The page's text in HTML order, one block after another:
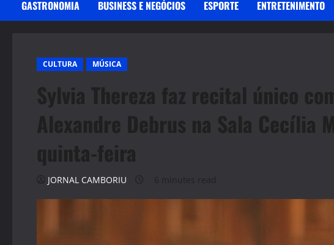
GASTRONOMIA BUSINESS E NEGÓCIOS ESPORTE ENTRETENIMENTO
CULTURA MÚSICA
Sylvia Thereza faz recital único
Alexandre Debrus na Sala Cecília
quinta-feira
JORNAL CAMBORIU 6 minutes read